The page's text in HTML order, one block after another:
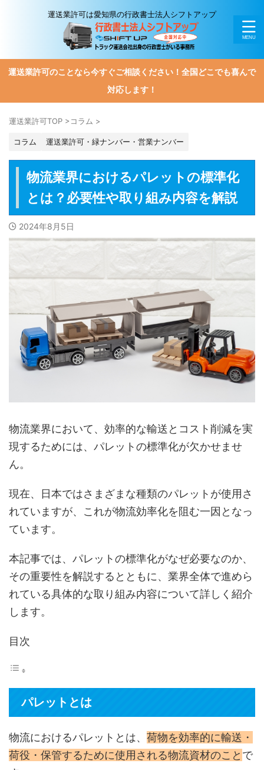
運送業許可は愛知県の行政書士法人シフトアップ
運送業許可のことなら今すぐご相談ください！全国どこでも喜んで
対応します！
運送業許可TOP >コラム >
コラム 運送業許可・緑ナンバー・営業ナンバー
物流業界におけるパレットの標準化
とは？必要性や取り組み内容を解説
2024年8月5日
物流業界において、効率的な輸送とコスト削減を実
現するためには、パレットの標準化が欠かせませ
ん。
現在、日本ではさまざまな種類のパレットが使用さ
れていますが、これが物流効率化を阻む一因となっ
ています。
本記事では、パレットの標準化がなぜ必要なのか、
その重要性を解説するとともに、業界全体で進めら
れている具体的な取り組み内容について詳しく紹介
します。
目次
パレットとは
物流におけるパレットとは、 荷物を効率的に輸送・
荷役・保管するために使用される物流資材のこと で